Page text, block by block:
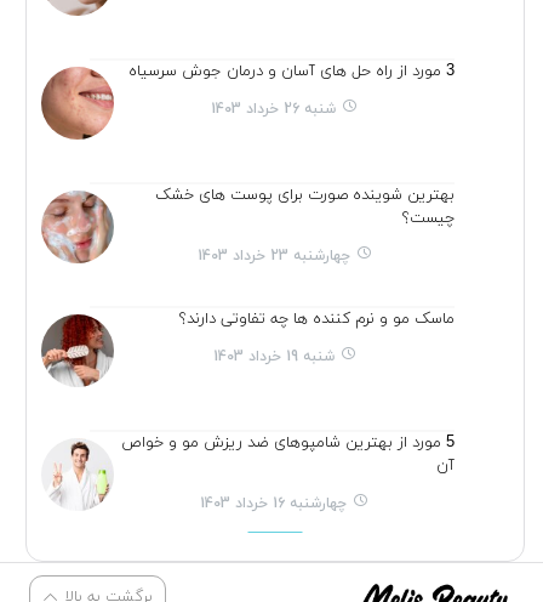
3 مورد از راه حل های آسان و درمان جوش سرسیاه
شنبه 26 خرداد 1403
بهترین شوینده صورت برای پوست های خشک
چیست؟
چهارشنبه 23 خرداد 1403
ماسک مو و نرم کننده ها چه تفاوتی دارند؟
شنبه 19 خرداد 1403
5 مورد از بهترین شامپوهای ضد ریزش مو و خواص
آن
چهارشنبه 16 خرداد 1403
برگشت به بالا